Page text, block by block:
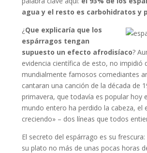
agua y el resto es carbohidratos y
¿Que explicaría que los
espárragos tengan
supuesto un efecto afrodisíaco?
evidencia científica de esto, no impidió
mundialmente famosos comediantes
cantaran una canción de la década de
primavera, que todavía es popular hoy
mundo entero ha perdido la cabeza, el
creciendo» – dos líneas que todos
El secreto del espárrago es su
su plato no más de unas pocas horas